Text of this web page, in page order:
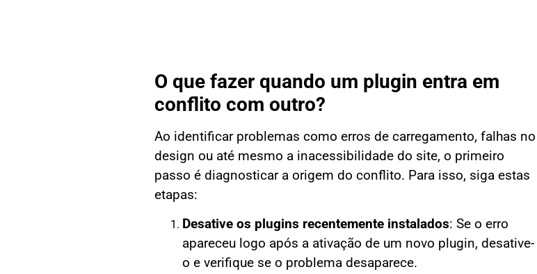
O que fazer quando um plugin entra em
conflito com outro?
Ao identificar problemas como erros de carregamento, falhas no
design ou até mesmo a inacessibilidade do site, o primeiro
passo é diagnosticar a origem do conflito. Para isso, siga estas
etapas:
Desative os plugins recentemente instalados:Se o erro
apareceu logo após a ativação de um novo plugin, desative-
o e verifique se o problema desaparece.